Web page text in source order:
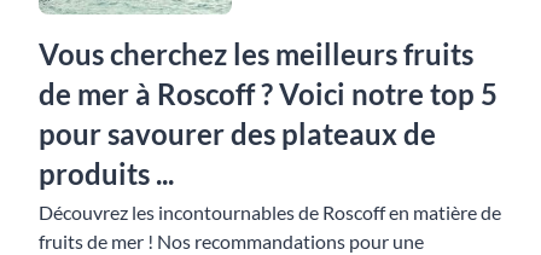
Vous cherchez les meilleurs fruits
de mer à Roscoff ? Voici notre top 5
pour savourer des plateaux de
produits ...
Découvrez les incontournables de Roscoff en matière de
fruits de mer ! Nos recommandations pour une